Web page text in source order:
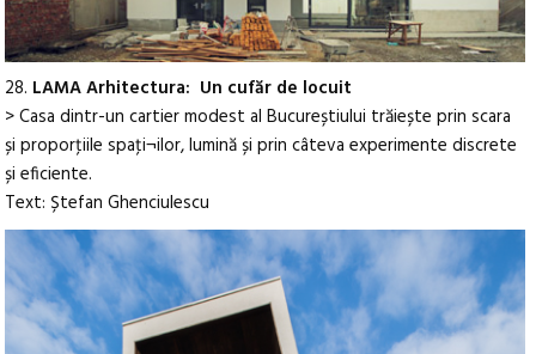
28. LAMA Arhitectura: Un cufăr de locuit
> Casa dintr-un cartier modest al Bucureștiului trăiește prin scara
și proporţiile spaţi¬ilor, lumină și prin câteva experimente discrete
și eficiente.
Text: Ștefan Ghenciulescu